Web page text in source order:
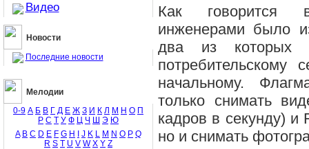
Видео
Новости
Последние новости
Мелодии
0-9 А Б В Г Д Е Ж З И К Л М Н О П
Р С Т У Ф Ц Ч Ш Э Ю
A B C D E F G H J K L M N O P Q
R S T U V W X Y Z
Как говорится
инженерами было
два из которых
потребительскому
начальному.
только снимать
кадров в секунду) и
но и снимать